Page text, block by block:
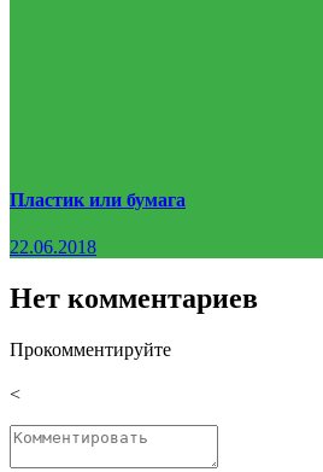
Пластик или бумага
22.06.2018
Нет комментариев
Прокомментируйте
<